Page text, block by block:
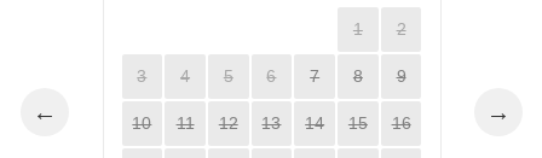
←
1 2
3 4 5 6 7 8 9
10 11 12 13 14 15 16 →